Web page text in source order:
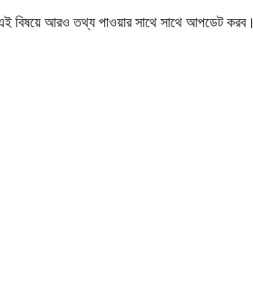
বিষয়ে আরও তথ্য পাওয়ার সাথে সাথে আপডেট করব।